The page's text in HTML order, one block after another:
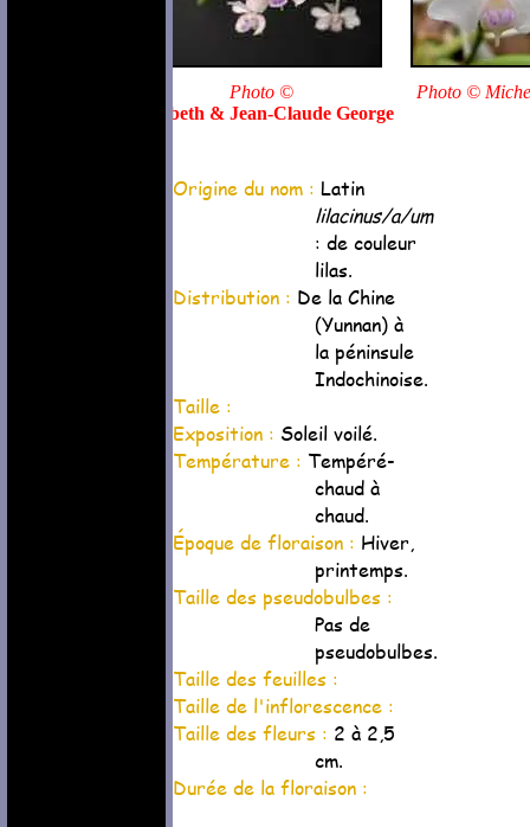
Photo ©
Élisabeth & Jean-Claude George
Photo ©
Origine du nom : Latin
lilacinus/a/um
: de couleur
lilas.
Distribution : De la Chine
(Yunnan) à
la péninsule
Indochinoise.
Taille :
Exposition : Soleil voilé.
Température : Tempéré-
chaud à
chaud.
Époque de floraison : Hiver,
printemps.
Taille des pseudobulbes :
Pas de
pseudobulbes.
Taille des feuilles :
Taille de l'inflorescence :
Taille des fleurs : 2 à 2,5
cm.
Durée de la floraison :